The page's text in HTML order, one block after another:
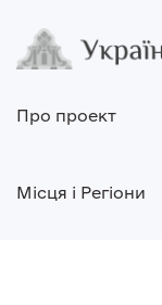
Про проект
Місця і Регіони